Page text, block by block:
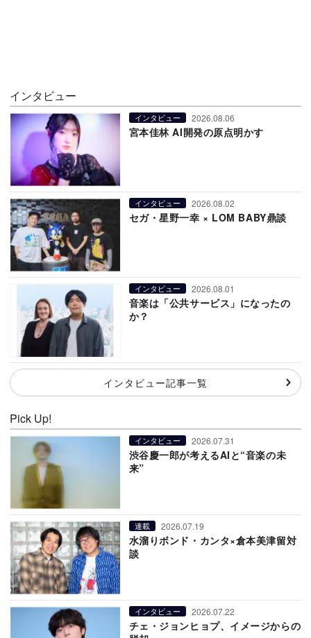
インタビュー
インタビュー 2026.08.06
宮本佳林 AI開発の原点明かす
インタビュー 2026.08.02
セガ・星野一幸 × LOM BABY鼎談
インタビュー 2026.08.01
音楽は「公共サービス」になったの
か？
インタビュー記事一覧
Pick Up!
インタビュー 2026.07.31
渋谷慶一郎が考えるAIと“音楽の未
来”
連載 2026.07.19
水溜りボンド・カンタ×倉本美津留対
談
インタビュー 2026.07.22
チェ・ジョンヒョプ、イメージからの